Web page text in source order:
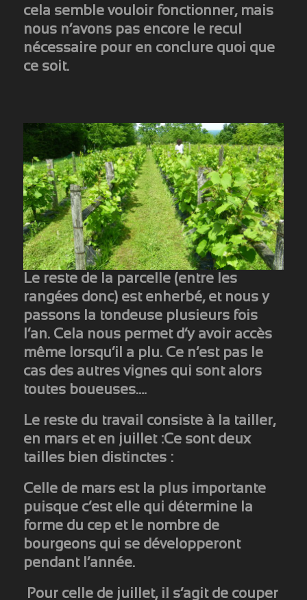
cela semble vouloir fonctionner, mais
nous n’avons pas encore le recul
nécessaire pour en conclure quoi que
ce soit.
Le reste de la parcelle (entre les
rangées donc) est enherbé, et nous y
passons la tondeuse plusieurs fois
l’an. Cela nous permet d’y avoir accès
même lorsqu’il a plu. Ce n’est pas le
cas des autres vignes qui sont alors
toutes boueuses….
Le reste du travail consiste à la tailler,
en mars et en juillet :Ce sont deux
tailles bien distinctes :
Celle de mars est la plus importante
puisque c’est elle qui détermine la
forme du cep et le nombre de
bourgeons qui se développeront
pendant l’année.
Pour celle de juillet, il s’agit de couper